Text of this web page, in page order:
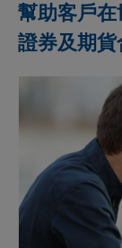
幫助客戶
證券及期